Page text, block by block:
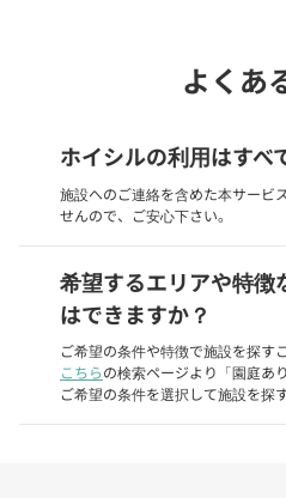
よくあ
ホイシルの利用はすべ
施設へのご連絡を含めた本サービ
せんので、ご安心下さい。
希望するエリアや特徴
はできますか？
ご希望の条件や特徴で施設を探す
こちらの検索ページより「園庭あ
ご希望の条件を選択して施設を探